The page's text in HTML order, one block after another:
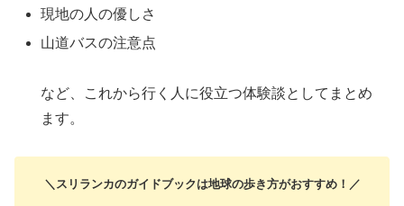
現地の人の優しさ
山道バスの注意点
など、これから行く人に役立つ体験談としてまとめ
ます。
＼スリランカのガイドブックは地球の歩き方がおすすめ！／